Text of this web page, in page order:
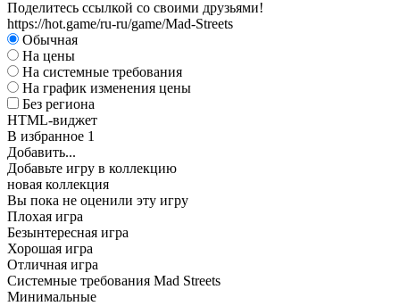
Поделитесь ссылкой со своими друзьями!
https://hot.game/ru-ru/game/Mad-Streets
Обычная
На цены
На системные требования
На график изменения цены
Без региона
HTML-виджет
В избранное 1
Добавить...
Добавьте игру в коллекцию
новая коллекция
Вы пока не оценили эту игру
Плохая игра
Безынтересная игра
Хорошая игра
Отличная игра
Системные требования Mad Streets
Минимальные